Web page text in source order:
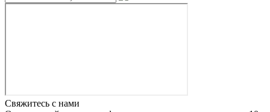
Свяжитесь с нами